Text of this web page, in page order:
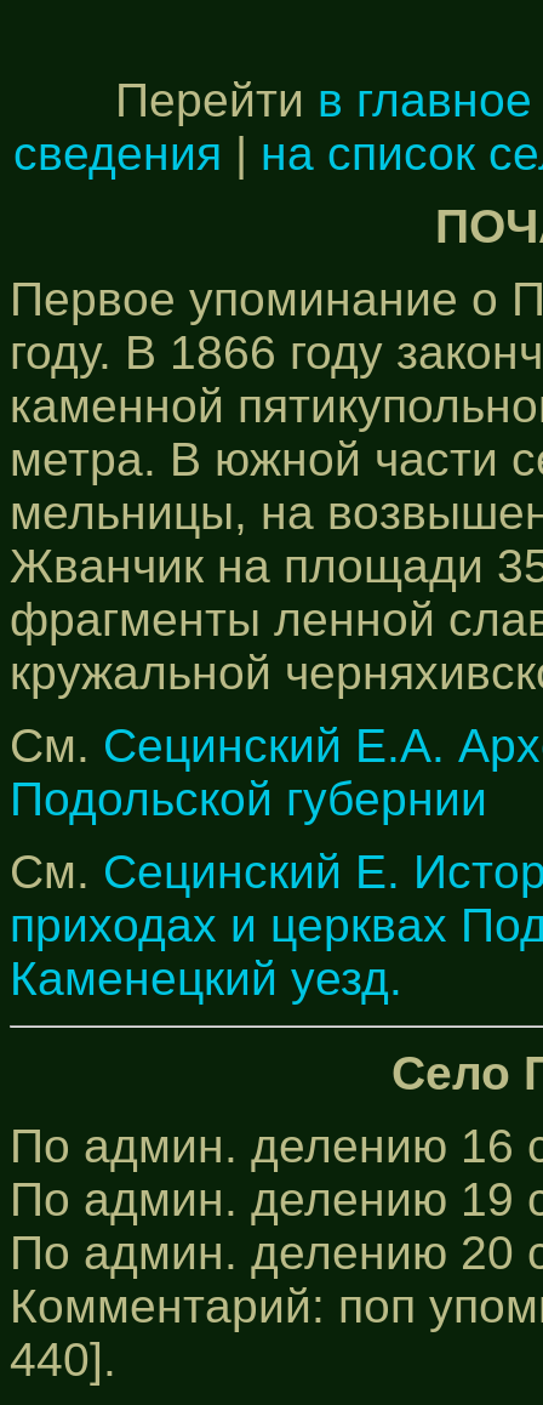
Перейти в
сведения | на список
Первое упоминание о
году. В 1866 году
каменной
метра. В южной части
мельницы, на
Жванчик на площади
фрагменты ленной
кружальной
См. Сецинский Е.А.
Подольской губернии
См. Сецинский Е.
приходах и церквах
Каменецкий уезд.
Село
По админ. делению 16
По админ. делению 19
По админ. делению 20
Комментарий: поп
440].